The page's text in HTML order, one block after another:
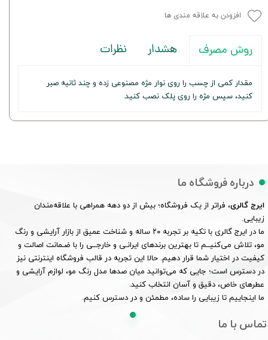
افزودن به علاقه مندی ها
روش مصرف هشدار نظرات
مقدار کمی از چسب را روی نوار مژه مصنوعی زده و چند ثانیه صبر
کنید، سپس مژه را روی پلک نصب کنید.
درباره فروشگاه ما
ایرج گالری، فراتر از یک فروشگاه؛ بیش از دو دهه همراهی با علاقه‌مندان
زیبایی.
ما در ایرج گالری با تکیه بر تجربه ۲۰ ساله و شناخت عمیق از بازار آرایشی و رنگ
مو، تلاش می‌کنیــم تا بهترین برندهای ایرانـی و خارجــی را با ضـمانت اصالت و
کیفیت در اختیار شما قرار دهیم. حالا این تجربه در قالب فروشگاه اینترنتی نیز
در دسترس است؛ جایی که می‌توانید میان صدها مدل رنگ مو، لوازم آرایشی و
عطرهای خاص، دقیق و آسان انتخاب کنید.
ما اینجاییم تا زیبایی را ساده، مطمئن و در دسترس کنیم.
تماس با ما